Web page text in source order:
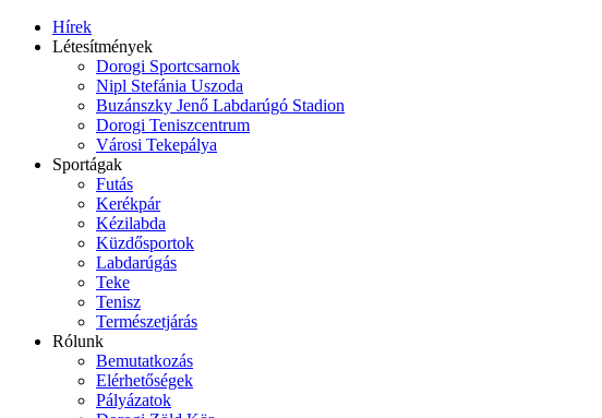
Hírek
Létesítmények
Dorogi Sportcsarnok
Nipl Stefánia Uszoda
Buzánszky Jenő Labdarúgó Stadion
Dorogi Teniszcentrum
Városi Tekepálya
Sportágak
Futás
Kerékpár
Kézilabda
Küzdősportok
Labdarúgás
Teke
Tenisz
Természetjárás
Rólunk
Bemutatkozás
Elérhetőségek
Pályázatok